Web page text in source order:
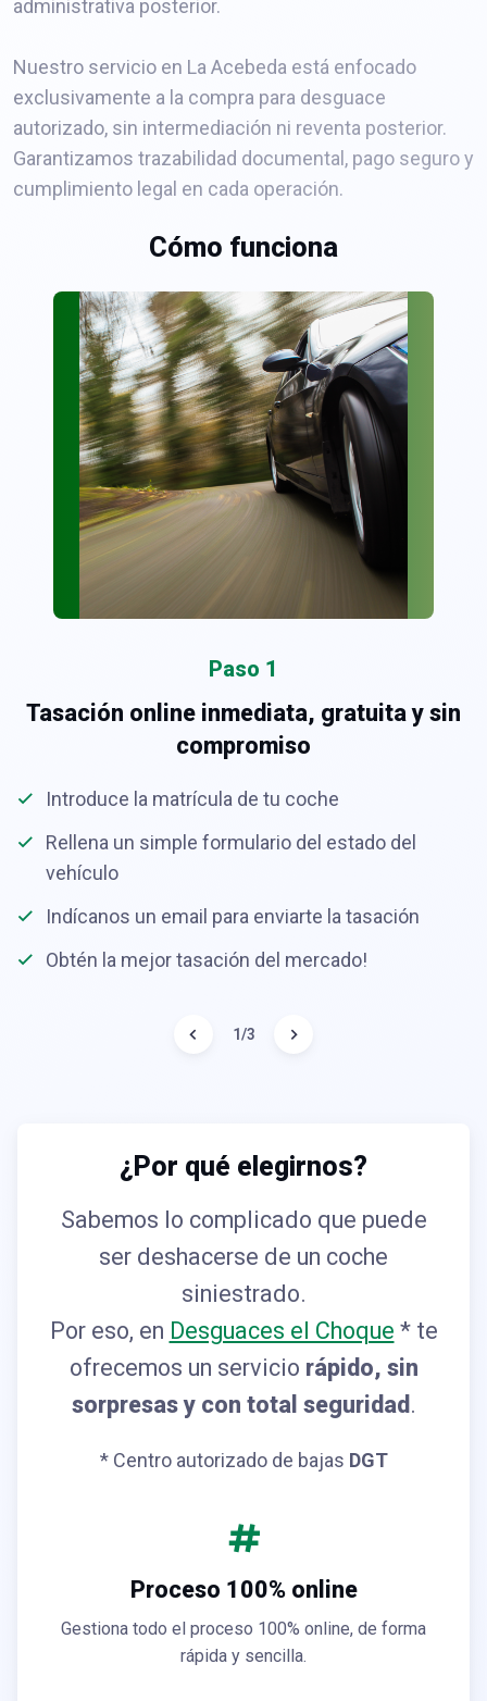
administrativa posterior.
Nuestro servicio en La Acebeda está enfocado
exclusivamente a la compra para desguace
autorizado, sin intermediación ni reventa posterior.
Garantizamos trazabilidad documental, pago seguro y
cumplimiento legal en cada operación.
Cómo funciona
Paso 1
Tasación online inmediata, gratuita y sin
compromiso
Introduce la matrícula de tu coche
Rellena un simple formulario del estado del
vehículo
Indícanos un email para enviarte la tasación
Obtén la mejor tasación del mercado!
1/3
¿Por qué elegirnos?
Sabemos lo complicado que puede
ser deshacerse de un coche
siniestrado.
Por eso, en Desguaces el Choque * te
ofrecemos un servicio rápido, sin
sorpresas y con total seguridad .
* Centro autorizado de bajas DGT
Proceso 100% online
Gestiona todo el proceso 100% online, de forma
rápida y sencilla.